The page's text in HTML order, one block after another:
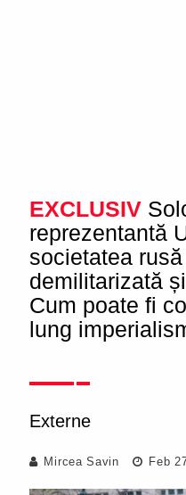
EXCLUSIV
reprezentantă
societatea
demilitarizată
Cum poate fi
lung
Externe
Mircea Savin Feb